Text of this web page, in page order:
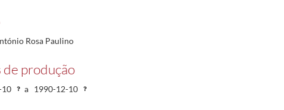
Rosa Paulino
de produção
10 a 1990-12-10